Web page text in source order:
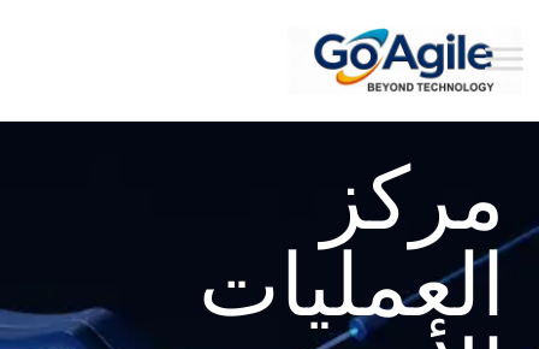
مركز
العمليات